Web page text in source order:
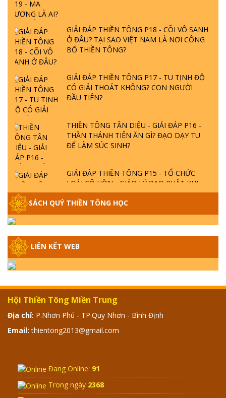
Ở ĐÂU? TẠI SAO VIỆT NAM LÀ NƠI CÔNG
BỐ THIỀN TÔNG?
CÓ GIẢI THOÁT KHÔNG? CON NGƯỜI
ĐẦU TIÊN?
THẦN THÁNH TIÊN ĂN GÌ? ĐẠO DẠY TU
ĐỂ LÀM SÚC SINH?
LOÀI CÔ HỒN - GIÁO LÝ ĐẠO PHẬT KHI
NÀO XUẤT BẢN
GIẢI ĐÁP THIỀN TÔNG ĐẶC BIỆT - P14 -
NGUỒN GỐC ÂM LỊCH DƯƠNG LỊCH -
GIẢI ĐÁP THIỀN TÔNG ĐẶC BIỆT - P13 -
CON NGƯỜI TU THÀNH PHẬT ĐƯỢC
SỰ THẬT VỀ ĐẠI HỒNG THỦY? TRỜI ĐÁNH
THÁNH ĐÂM THẦN VẶN HỌNG?
SÁCH QUÝ THIỀN TÔNG HỌC
LIÊN KẾT WEB
Hội Thiền Tông Miền Trung
Địa chỉ: P.Nhơn Phú - TP.Quy Nhơn - Bình Định
Email: thientong2013@gmail.com
Đang Online: 91
Trong ngày 2368